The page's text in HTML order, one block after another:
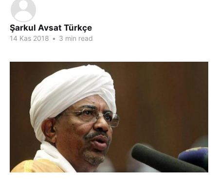
Şarkul Avsat Türkçe
14 Kas 2018 • 3 min read